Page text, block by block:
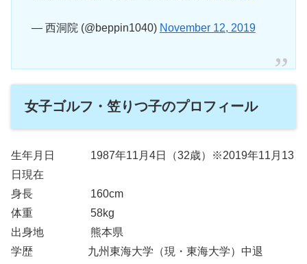
— 西洞院 (@beppin1040) November 12, 2019
女子ゴルフ・笠りつ子のプロフィール
生年月日 1987年11月4日（32歳）※2019年11月13
日現在
身長 160cm
体重 58kg
出身地 熊本県
学歴 九州東海大学（現・東海大学）中退